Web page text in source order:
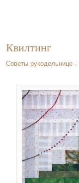
Квилтинг
Советы рукодельнице -